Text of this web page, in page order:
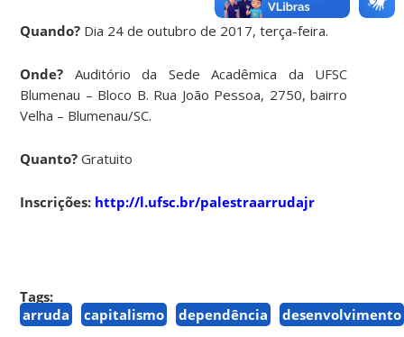
Quando? Dia 24 de outubro de 2017, terça-feira.
Onde? Auditório da Sede Acadêmica da UFSC
Blumenau – Bloco B. Rua João Pessoa, 2750, bairro
Velha – Blumenau/SC.
Quanto? Gratuito
Inscrições: http://l.ufsc.br/palestraarrudajr
Tags:
arruda
capitalismo dependência desenvolvimento